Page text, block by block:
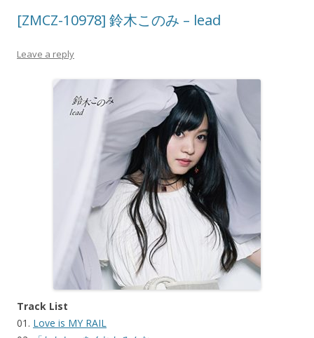
[ZMCZ-10978] 鈴木このみ – lead
Leave a reply
Track List
01. Love is MY RAIL